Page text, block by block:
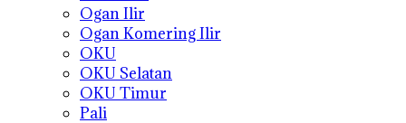
Ogan Ilir
Ogan Komering Ilir
OKU
OKU Selatan
OKU Timur
Pali